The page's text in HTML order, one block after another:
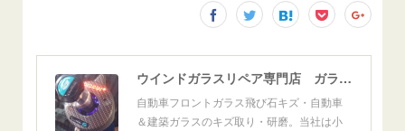
ウインドガラスリペア専門店 ガラスリペア・ヨシダ グラスウェルドジャパン 正規施工店 小松市
自動車フロントガラス飛び石キズ・自動車
＆建築ガラスのキズ取り・研磨。当社は小